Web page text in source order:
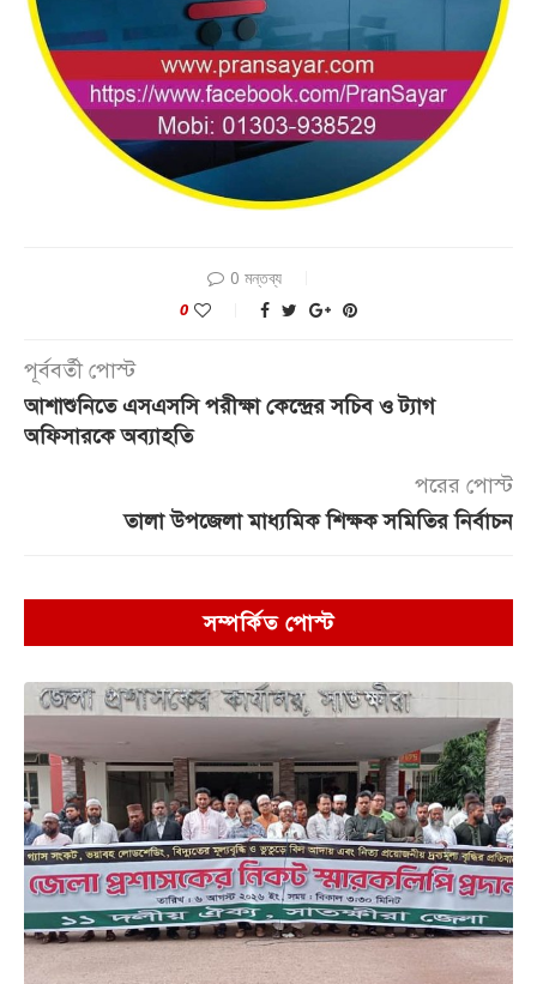
0 মন্তব্য
0
পূর্ববর্তী পোস্ট
আশাশুনিতে এসএসসি পরীক্ষা কেন্দ্রের সচিব ও ট্যাগ
অফিসারকে অব্যাহতি
পরের পোস্ট
তালা উপজেলা মাধ্যমিক শিক্ষক সমিতির নির্বাচন
সম্পর্কিত পোস্ট